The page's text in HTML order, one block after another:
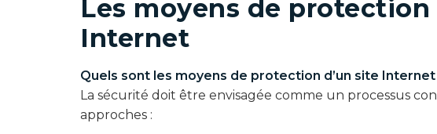
Les moyens de protection
Internet
Quels sont les moyens de protection d’un site Internet
La sécurité doit être envisagée comme un processus
approches :